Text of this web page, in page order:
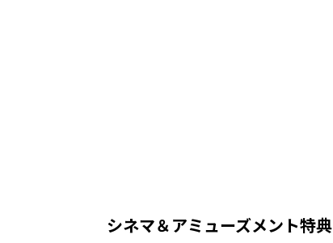
シネマ＆アミューズメント特典